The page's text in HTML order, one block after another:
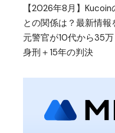
【2026年8月】
との関係は？最新情報
元警官が10代から35
身刑＋15年の判決